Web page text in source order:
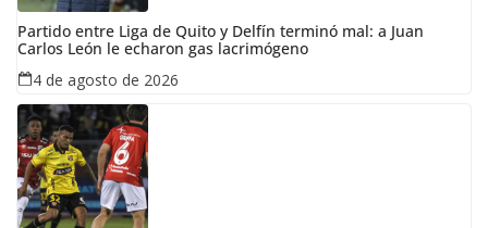
Partido entre Liga de Quito y Delfín terminó mal: a Juan
Carlos León le echaron gas lacrimógeno
4 de agosto de 2026